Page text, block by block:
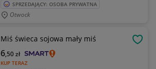
SPRZEDAJĄCY: OSOBA PRYWATNA
Otwock
Miś świeca sojowa mały miś
KUP TERAZ
6,50zł